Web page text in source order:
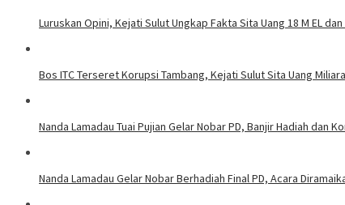
Luruskan Opini, Kejati Sulut Ungkap Fakta Sita Uang 18 M EL
Bos ITC Terseret Korupsi Tambang, Kejati Sulut Sita Uang
Nanda Lamadau Tuai Pujian Gelar Nobar PD, Banjir Hadiah dan
Nanda Lamadau Gelar Nobar Berhadiah Final PD, Acara